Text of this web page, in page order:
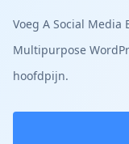
Voeg A Social
Multipurpose
hoofdpijn.